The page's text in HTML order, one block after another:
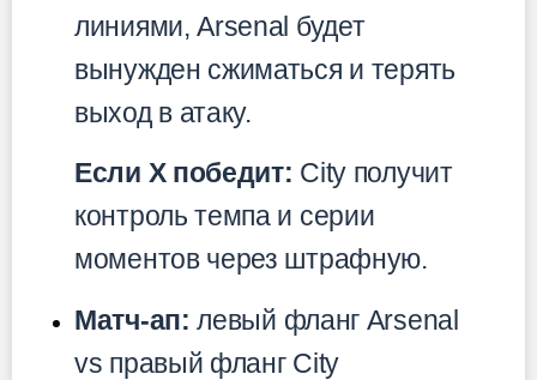
линиями, Arsenal будет
вынужден сжиматься и терять
выход в атаку.
Если X победит: City получит
контроль темпа и серии
моментов через штрафную.
Матч-ап: левый фланг Arsenal
vs правый фланг City